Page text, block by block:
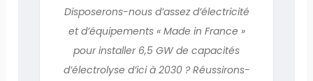
Disposerons-nous d’assez d’électricité
et d’équipements « Made in France »
pour installer 6,5 GW de capacités
d’électrolyse d’ici à 2030 ? Réussirons-